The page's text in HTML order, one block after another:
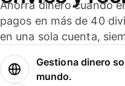
Ahorra dinero cuando
pagos en más de 40
en una sola cuenta,
Gestiona dinero
mundo.